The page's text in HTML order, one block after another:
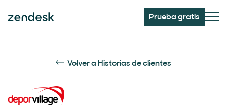
Prueba gratis
Volver a Historias de clientes